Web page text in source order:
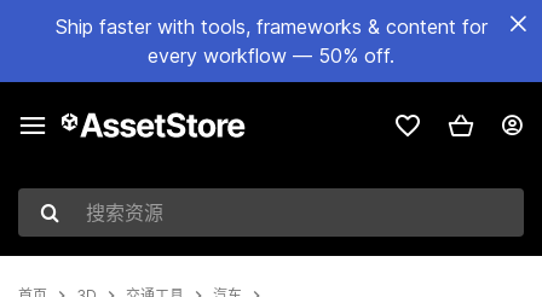
Ship faster with tools, frameworks & content for
every workflow — 50% off.
搜索资源